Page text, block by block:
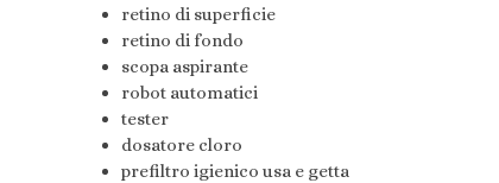
retino di superficie
retino di fondo
scopa aspirante
robot automatici
tester
dosatore cloro
prefiltro igienico usa e getta